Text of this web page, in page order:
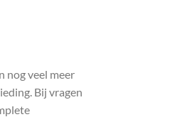
nog veel meer
Bij vragen